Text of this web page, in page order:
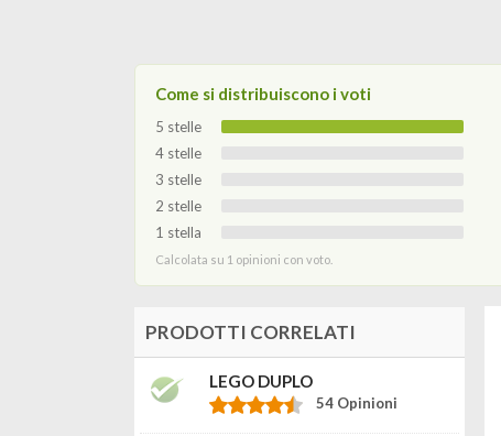
Come si distribuiscono i voti
5 stelle
4 stelle
3 stelle
2 stelle
1 stella
Calcolata su 1 opinioni con voto.
PRODOTTI CORRELATI
LEGO DUPLO
54 Opinioni